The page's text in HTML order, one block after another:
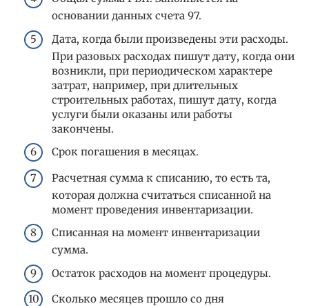
основании данных счета 97.
Дата, когда были произведены эти расходы.
При разовых расходах пишут дату, когда они
возникли, при периодическом характере
затрат, например, при длительных
строительных работах, пишут дату, когда
услуги были оказаны или работы
закончены.
Срок погашения в месяцах.
Расчетная сумма к списанию, то есть та,
которая должна считаться списанной на
момент проведения инвентаризации.
Списанная на момент инвентаризации
сумма.
Остаток расходов на момент процедуры.
Сколько месяцев прошло со дня